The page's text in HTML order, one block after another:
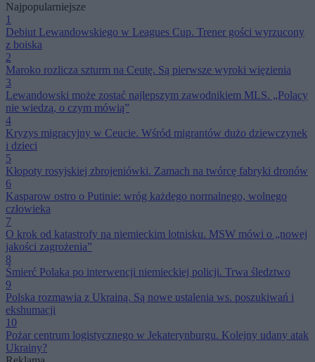
Najpopularniejsze
1
Debiut Lewandowskiego w Leagues Cup. Trener gości wyrzucony
z boiska
2
Maroko rozlicza szturm na Ceutę. Są pierwsze wyroki więzienia
3
Lewandowski może zostać najlepszym zawodnikiem MLS. „Polacy
nie wiedzą, o czym mówią”
4
Kryzys migracyjny w Ceucie. Wśród migrantów dużo dziewczynek
i dzieci
5
Kłopoty rosyjskiej zbrojeniówki. Zamach na twórcę fabryki dronów
6
Kasparow ostro o Putinie: wróg każdego normalnego, wolnego
człowieka
7
O krok od katastrofy na niemieckim lotnisku. MSW mówi o „nowej
jakości zagrożenia”
8
Śmierć Polaka po interwencji niemieckiej policji. Trwa śledztwo
9
Polska rozmawia z Ukrainą. Są nowe ustalenia ws. poszukiwań i
ekshumacji
10
Pożar centrum logistycznego w Jekaterynburgu. Kolejny udany atak
Ukrainy?